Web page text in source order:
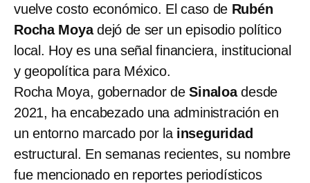
vuelve costo económico. El caso de Rubén
Rocha Moyadejó de ser un episodio político
local. Hoy es una señal financiera, institucional
y geopolítica para México.
Rocha Moya, gobernador deSinaloadesde
2021, ha encabezado una administración en
un entorno marcado por la inseguridad
estructural. En semanas recientes, su nombre
fue mencionado en reportes periodísticos